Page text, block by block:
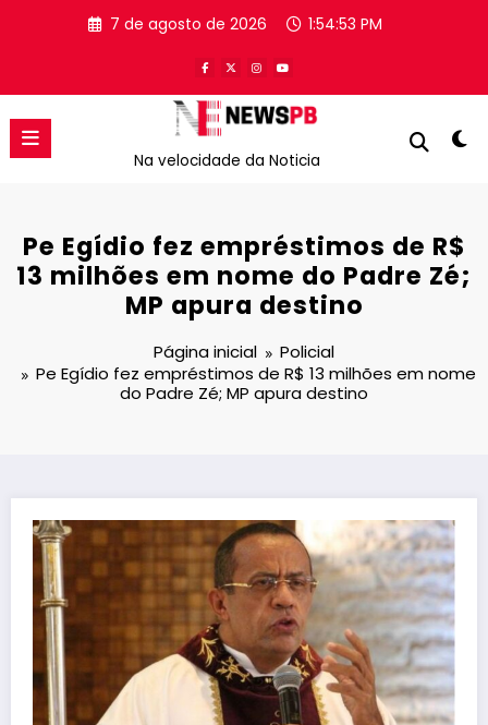
7 de agosto de 2026 1:54:54 PM
Na velocidade da Noticia
Pe Egídio fez empréstimos de R$
13 milhões em nome do Padre Zé;
MP apura destino
Página inicial
Policial
Pe Egídio fez empréstimos de R$ 13 milhões em nome
do Padre Zé; MP apura destino